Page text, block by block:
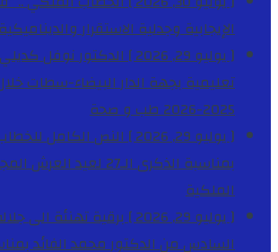
الإيجابية وجدلية الاستقرار
[ يوليو 29, 2026 ]
تعليمية بجهة الدار البيضاء-سطات
2025-2026
طب و صحة
[ يوليو 29, 2026 ]
النص الكامل
بمناسبة الذكرى الـ27 لعيد العرش المجيد
الملكية
[ يوليو 29, 2026 ]
برقية تهنئة الى
السادس من الدكتور محمد الفائد